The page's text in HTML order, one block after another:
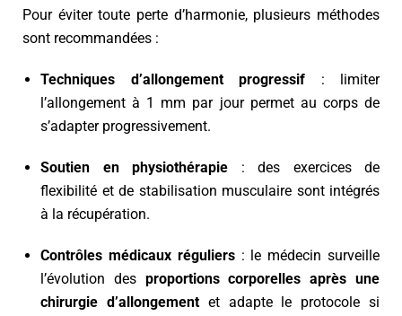
Pour éviter toute perte d’harmonie, plusieurs méthodes
sont recommandées :
Techniques d’allongement progressif : limiter
l’allongement à 1 mm par jour permet au corps de
s’adapter progressivement.
Soutien en physiothérapie : des exercices de
flexibilité et de stabilisation musculaire sont intégrés
à la récupération.
Contrôles médicaux réguliers: le médecin surveille
l’évolution des proportions corporelles après une
chirurgie d’allongementet adapte le protocole si